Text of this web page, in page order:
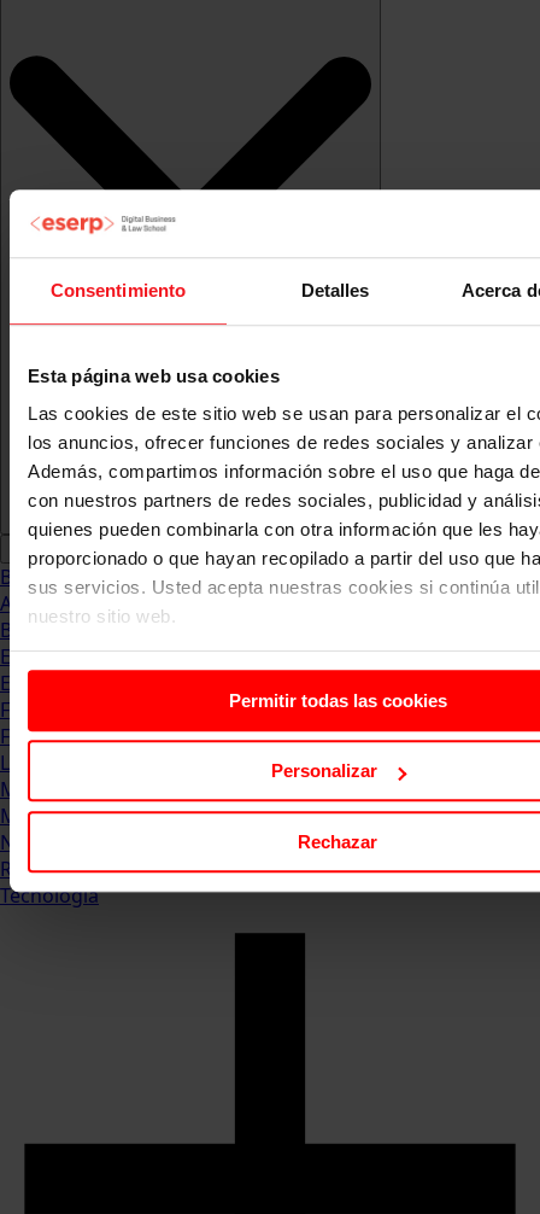
Consentimiento Detalles Acerca
Esta página web usa cookies
Las cookies de este sitio web se usan para personalizar el
los anuncios, ofrecer funciones de redes sociales y analizar
Además, compartimos información sobre el uso que haga
con nuestros partners de redes sociales, publicidad y
quienes pueden combinarla con otra información que les
proporcionado o que hayan recopilado a partir del uso que
sus servicios. Usted acepta nuestras cookies si continúa
nuestro sitio web.
Permitir todas las cookies
Personalizar
Rechazar
Blog
Abogacia
Business
Empleo & Emprendimiento
Empresas
Finanzas
Formación & Estudios
Luxury
Management
Marketing & Comunicación
Negocios
Recursos Humanos
Tecnología